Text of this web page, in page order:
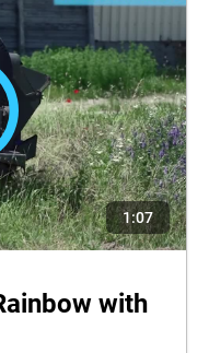
1:07
with